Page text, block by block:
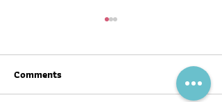
Comments